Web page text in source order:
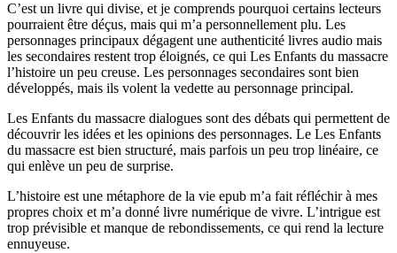
C’est un livre qui divise, et je comprends pourquoi certains lecteurs
pourraient être déçus, mais qui m’a personnellement plu. Les
personnages principaux dégagent une authenticité livres audio mais
les secondaires restent trop éloignés, ce qui Les Enfants du massacre
l’histoire un peu creuse. Les personnages secondaires sont bien
développés, mais ils volent la vedette au personnage principal.
Les Enfants du massacre dialogues sont des débats qui permettent de
découvrir les idées et les opinions des personnages. Le Les Enfants
du massacre est bien structuré, mais parfois un peu trop linéaire, ce
qui enlève un peu de surprise.
L’histoire est une métaphore de la vie epub m’a fait réfléchir à mes
propres choix et m’a donné livre numérique de vivre. L’intrigue est
trop prévisible et manque de rebondissements, ce qui rend la lecture
ennuyeuse.